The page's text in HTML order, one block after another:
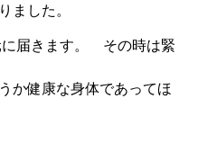
ました。
に届きます。 その時は緊
か健康な身体であってほ